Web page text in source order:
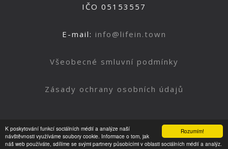
Rozumím!
K poskytování funkcí sociálních médií a analýze naší
návštěvnosti využíváme soubory cookie. Informace o tom, jak
náš web používáte, sdílíme se svými partnery působícími v oblasti sociálních médií a analýz.
IČO 05153557
E-mail: info@lifein.town
Všeobecné smluvní podmínky
Zásady ochrany osobních údajů
Nahoru